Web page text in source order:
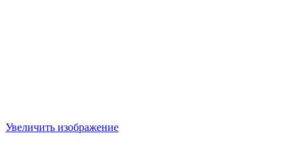
Увеличить изображение